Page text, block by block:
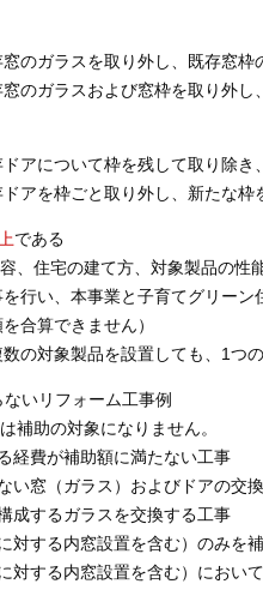
のガラスを取り外し、既存窓枠
のガラスおよび窓枠を取り外し
アについて枠を残して取り除き
アを枠ごと取り外し、新たな枠
である
、住宅の建て方、対象製品の性
行い、本事業と子育てグリーン
合算できません）
の対象製品を設置しても、1つ
いリフォーム工事例
補助の対象になりません。
経費が補助額に満たない工事
い窓（ガラス）およびドアの交
成するガラスを交換する工事
対する内窓設置を含む）のみを
対する内窓設置を含む）におい